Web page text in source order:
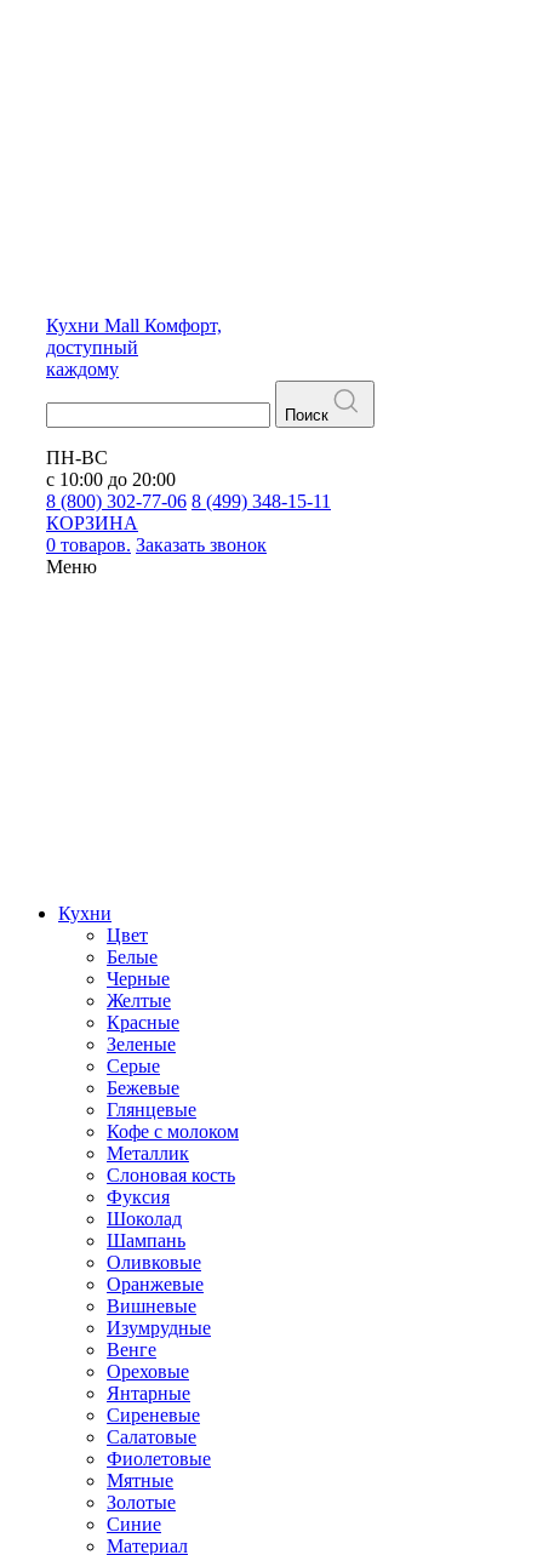
Кухни Mall Комфорт,
доступный
каждому
Поиск
ПН-ВС
с 10:00 до 20:00
8 (800) 302-77-06 8 (499) 348-15-11
КОРЗИНА
0 товаров. Заказать звонок
Меню
Кухни
Цвет
Белые
Черные
Желтые
Красные
Зеленые
Серые
Бежевые
Глянцевые
Кофе с молоком
Металлик
Слоновая кость
Фуксия
Шоколад
Шампань
Оливковые
Оранжевые
Вишневые
Изумрудные
Венге
Ореховые
Янтарные
Сиреневые
Салатовые
Фиолетовые
Мятные
Золотые
Синие
Материал